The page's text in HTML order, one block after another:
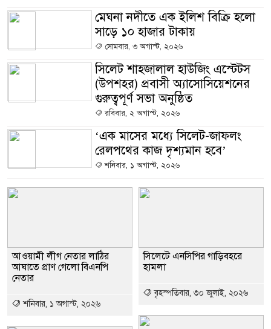
মেঘনা নদীতে এক ইলিশ বিক্রি হলো
সাড়ে ১০ হাজার টাকায়
সোমবার, ৩ অগাস্ট, ২০২৬
সিলেট শাহজালাল হাউজিং এস্টেটস
(উপশহর) প্রবাসী অ্যাসোসিয়েশনের
গুরুত্বপূর্ণ সভা অনুষ্ঠিত
রবিবার, ২ অগাস্ট, ২০২৬
‘এক মাসের মধ্যে সিলেট-জাফলং
রেলপথের কাজ দৃশ্যমান হবে’
শনিবার, ১ অগাস্ট, ২০২৬
আওয়ামী লীগ নেতার লাঠির
আঘাতে প্রাণ গেলো বিএনপি
নেতার
শনিবার, ১ অগাস্ট, ২০২৬
সিলেটে এনসিপির গাড়িবহরে
হামলা
বৃহস্পতিবার, ৩০ জুলাই, ২০২৬